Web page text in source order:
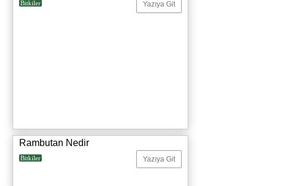
Bitkiler Yazıya Git
Rambutan Nedir
Bitkiler Yazıya Git